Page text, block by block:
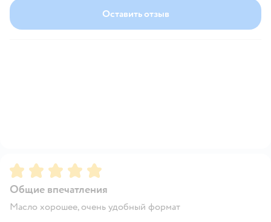
Оставить отзыв
Рейтинг:5
Общие впечатления
Масло хорошее, очень удобный формат